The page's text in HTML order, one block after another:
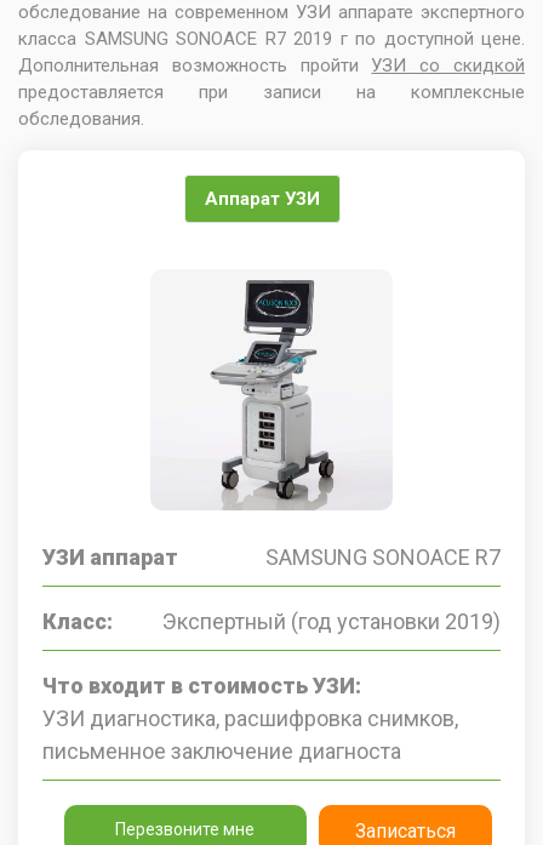
обследование на современном УЗИ аппарате экспертного
класса SAMSUNG SONOACE R7 2019 г по доступной цене.
Дополнительная возможность пройти УЗИ со скидкой
предоставляется при записи на комплексные
обследования.
Аппарат УЗИ
УЗИ аппарат SAMSUNG SONOACE R7
Класс: Экспертный (год установки 2019)
Что входит в стоимость УЗИ:
УЗИ диагностика, расшифровка снимков,
письменное заключение диагноста
Перезвоните мне Записаться